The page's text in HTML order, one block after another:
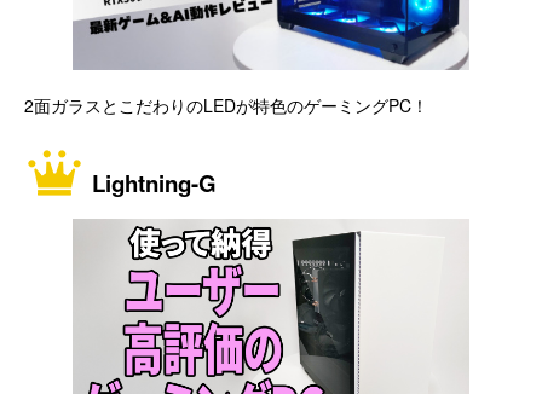
2面ガラスとこだわりのLEDが特色のゲーミングPC！
Lightning-G